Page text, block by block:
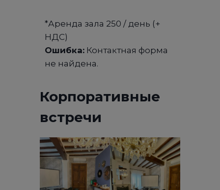
*Аренда зала 250 / день (+
НДС)
Ошибка:Контактная форма
не найдена.
Корпоративные
встречи